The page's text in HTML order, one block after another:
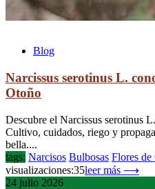
Blog
Narcissus serotinus L.
Otoño
Descubre el Narcissus serotinus
Cultivo, cuidados, riego y
bella....
tags: Narcisos Bulbosas Flores de
visualizaciones:35leer más ⟶
24 julio 2026